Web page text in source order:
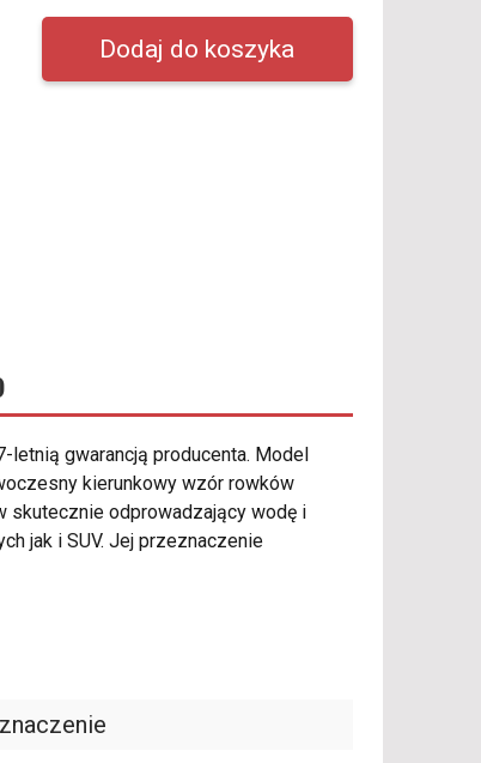
letnią gwarancją producenta. Model
kierunkowy wzór rowków
skutecznie odprowadzający wodę i
jak i SUV. Jej przeznaczenie